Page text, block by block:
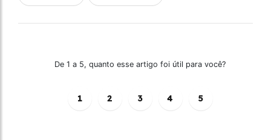
De 1 a 5, quanto esse artigo foi útil para você?
1 2 3 4 5